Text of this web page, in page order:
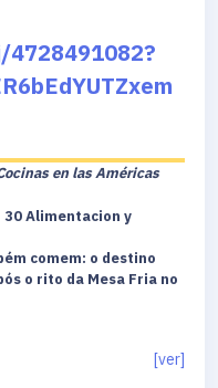
en las Américas
Alimentacion y
comem: o destino
o rito da Mesa Fria no
[ver]